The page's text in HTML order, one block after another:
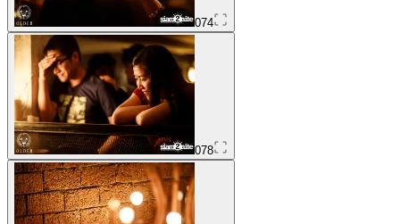
074
078